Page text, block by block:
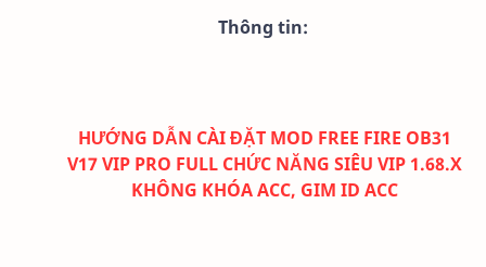
Thông tin:
HƯỚNG DẪN CÀI ĐẶT MOD FREE FIRE OB31
V17 VIP PRO FULL CHỨC NĂNG SIÊU VIP 1.68.X
KHÔNG KHÓA ACC, GIM ID ACC